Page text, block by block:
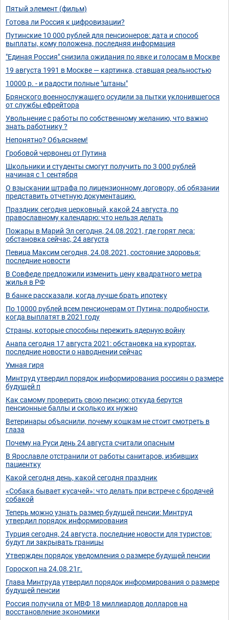
Пятый элемент (фильм)
Готова ли Россия к цифровизации?
Путинские 10 000 рублей для пенсионеров: дата и способ
выплаты, кому положена, последняя информация
"Единая Россия" снизила ожидания по явке и голосам в Москве
19 августа 1991 в Москве — картинка, ставшая реальностью
10000 р. - и радости полные "штаны"
Брянского военнослужащего осудили за пытки уклонившегося
от службы ефрейтора
Увольнение с работы по собственному желанию, что важно
знать работнику ?
Непонятно? Объясняем!
Гробовой червонец от Путина
Школьники и студенты смогут получить по 3 000 рублей
начиная с 1 сентября
О взыскании штрафа по лицензионному договору, об обязании
представить отчетную документацию.
Праздник сегодня церковный, какой 24 августа, по
православному календарю: что нельзя делать
Пожары в Марий Эл сегодня, 24.08.2021, где горят леса:
обстановка сейчас, 24 августа
Певица Максим сегодня, 24.08.2021, состояние здоровья:
последние новости
В Совфеде предложили изменить цену квадратного метра
жилья в РФ
В банке рассказали, когда лучше брать ипотеку
По 10000 рублей всем пенсионерам от Путина: подробности,
когда выплатят в 2021 году
Страны, которые способны пережить ядерную войну
Анапа сегодня 17 августа 2021: обстановка на курортах,
последние новости о наводнении сейчас
Умная гиря
Минтруд утвердил порядок информирования россиян о размере
будущей п
Как самому проверить свою пенсию: откуда берутся
пенсионные баллы и сколько их нужно
Ветеринары объяснили, почему кошкам не стоит смотреть в
глаза
Почему на Руси день 24 августа считали опасным
В Ярославле отстранили от работы санитаров, избивших
пациентку
Какой сегодня день, какой сегодня праздник
«Собака бывает кусачей»: что делать при встрече с бродячей
собакой
Теперь можно узнать размер будущей пенсии: Минтруд
утвердил порядок информирования
Турция сегодня, 24 августа, последние новости для туристов:
будут ли закрывать границы
Утвержден порядок уведомления о размере будущей пенсии
Гороскоп на 24.08.21г.
Глава Минтруда утвердил порядок информирования о размере
будущей пенсии
Россия получила от МВФ 18 миллиардов долларов на
восстановление экономики